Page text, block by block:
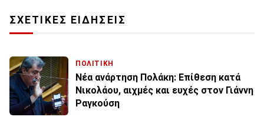
ΣΧΕΤΙΚΕΣ ΕΙΔΗΣΕΙΣ
ΠΟΛΙΤΙΚΗ
Νέα ανάρτηση Πολάκη: Επίθεση κατά
Νικολάου, αιχμές και ευχές στον Γιάννη
Ραγκούση